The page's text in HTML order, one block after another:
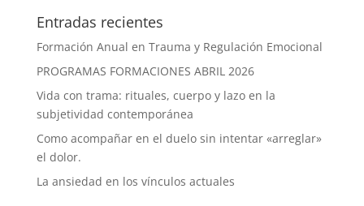
Entradas recientes
Formación Anual en Trauma y Regulación Emocional
PROGRAMAS FORMACIONES ABRIL 2026
Vida con trama: rituales, cuerpo y lazo en la
subjetividad contemporánea
Como acompañar en el duelo sin intentar «arreglar»
el dolor.
La ansiedad en los vínculos actuales